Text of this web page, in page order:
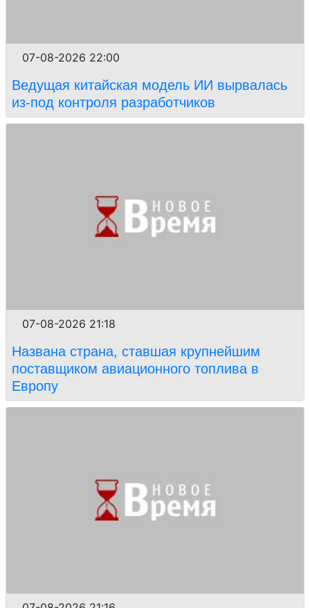
07-08-2026 22:00
Ведущая китайская модель ИИ вырвалась
из-под контроля разработчиков
07-08-2026 21:18
Названа страна, ставшая крупнейшим
поставщиком авиационного топлива в
Европу